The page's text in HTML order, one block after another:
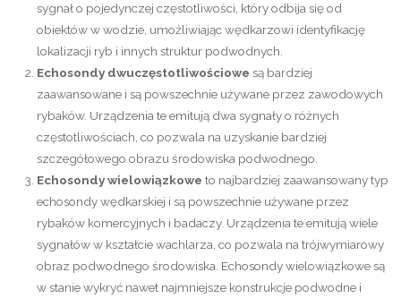
sygnał o pojedynczej częstotliwości, który odbija się od
obiektów w wodzie, umożliwiając wędkarzowi identyfikację
lokalizacji ryb i innych struktur podwodnych.
Echosondy dwuczęstotliwościowe są bardziej
zaawansowane i są powszechnie używane przez zawodowych
rybaków. Urządzenia te emitują dwa sygnały o różnych
częstotliwościach, co pozwala na uzyskanie bardziej
szczegółowego obrazu środowiska podwodnego.
Echosondy wielowiązkowe to najbardziej zaawansowany typ
echosondy wędkarskiej i są powszechnie używane przez
rybaków komercyjnych i badaczy. Urządzenia te emitują wiele
sygnałów w kształcie wachlarza, co pozwala na trójwymiarowy
obraz podwodnego środowiska. Echosondy wielowiązkowe są
w stanie wykryć nawet najmniejsze konstrukcje podwodne i